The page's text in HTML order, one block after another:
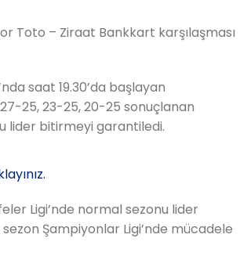
Toto – Ziraat Bankkart karşılaşması
saat 19.30’da başlayan
25, 23-25, 20-25 sonuçlanan
lider bitirmeyi garantiledi.
Ligi’nde normal sezonu lider
Şampiyonlar Ligi’nde mücadele